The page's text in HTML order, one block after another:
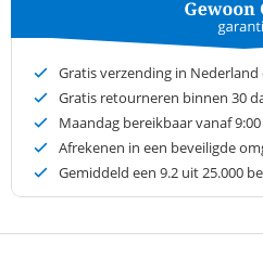
Gratis verzending in Nederland
Gratis retourneren binnen 30
Maandag bereikbaar vanaf
Afrekenen in een beveiligde
Gemiddeld een 9.2 uit 25.000